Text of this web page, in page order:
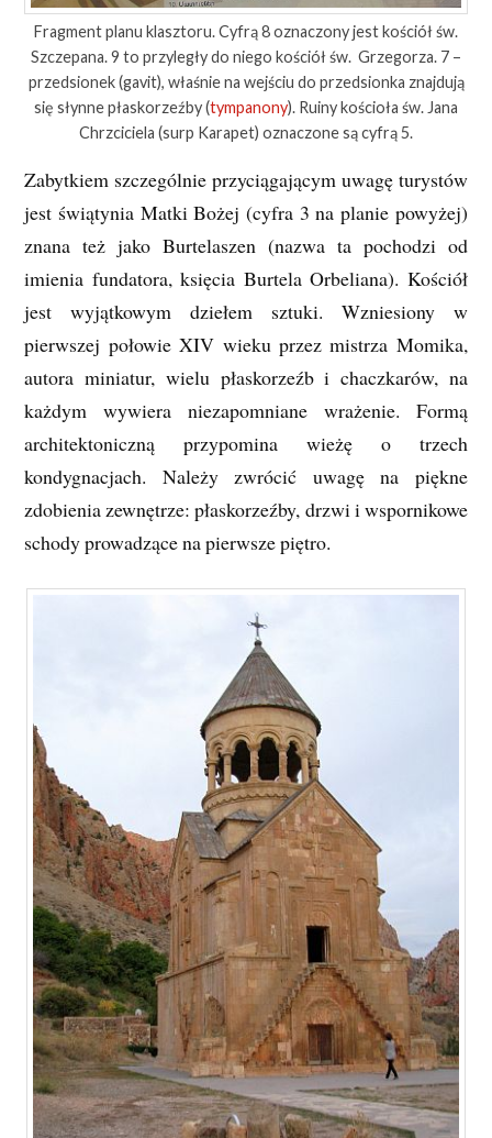
Fragment planu klasztoru. Cyfrą 8 oznaczony jest kościół św.
Szczepana. 9 to przyległy do niego kościół św. Grzegorza. 7 –
przedsionek (gavit), właśnie na wejściu do przedsionka znajdują
się słynne płaskorzeźby (tympanony). Ruiny kościoła św. Jana
Chrzciciela (surp Karapet) oznaczone są cyfrą 5.
Zabytkiem szczególnie przyciągającym uwagę turystów
jest świątynia Matki Bożej (cyfra 3 na planie powyżej)
znana też jako Burtelaszen (nazwa ta pochodzi od
imienia fundatora, księcia Burtela Orbeliana). Kościół
jest wyjątkowym dziełem sztuki. Wzniesiony w
pierwszej połowie XIV wieku przez mistrza Momika,
autora miniatur, wielu płaskorzeźb i chaczkarów, na
każdym wywiera niezapomniane wrażenie. Formą
architektoniczną przypomina wieżę o trzech
kondygnacjach. Należy zwrócić uwagę na piękne
zdobienia zewnętrze: płaskorzeźby, drzwi i wspornikowe
schody prowadzące na pierwsze piętro.